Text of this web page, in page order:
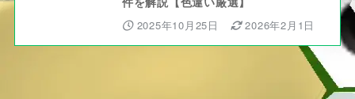
2025年10月25日 2026年2月1日